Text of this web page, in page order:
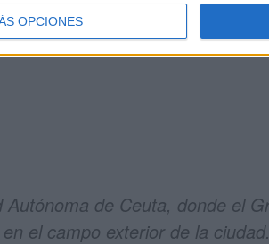
OPCIONESGeneral de Ceuta, realiza
ceutí”.
Autónoma de Ceuta, donde el
el campo exterior de la